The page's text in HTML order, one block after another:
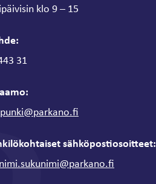
klo 9 – 15
31
sähköpostiosoitteet: